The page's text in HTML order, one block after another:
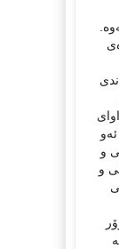
و
و